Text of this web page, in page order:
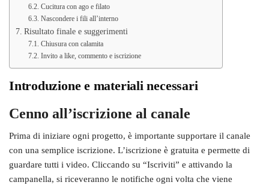
Cucitura con ago e filato
Nascondere i fili all’interno
Risultato finale e suggerimenti
Chiusura con calamita
Invito a like, commento e iscrizione
Introduzione e materiali necessari
Cenno all’iscrizione al canale
Prima di iniziare ogni progetto, è importante supportare il canale
con una semplice iscrizione. L’iscrizione è gratuita e permette di
guardare tutti i video. Cliccando su “Iscriviti” e attivando la
campanella, si riceveranno le notifiche ogni volta che viene